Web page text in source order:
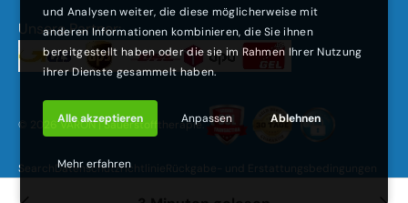
Unsere Partner:
© 2026VARON | Sauerstofftherapie.
Search Datenschutzrichtlinie
und Analysen weiter, die diese möglicherweise mit
anderen Informationen kombinieren, die Sie ihnen
bereitgestellt haben oder die sie im Rahmen Ihrer Nutzung
ihrer Dienste gesammelt haben.
Alle akzeptieren Anpassen Ablehnen
Mehr erfahren